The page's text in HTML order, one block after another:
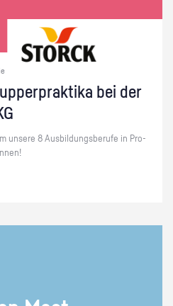
bei der
un­se­re 8 Aus­bil­dungs­be­ru­fe in Pro­